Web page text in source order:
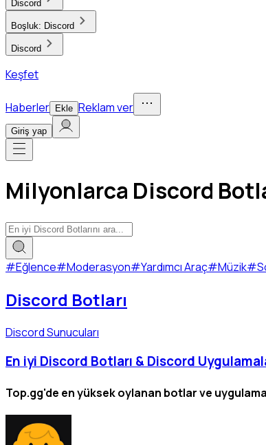
Discord
Boşluk: Discord
Discord
Keşfet
Haberler Ekle Reklam ver
Giriş yap
Milyonlarca Discord
#Eğlence#Moderasyon#Yardımcı Araç#Müzik#
Discord Botları
Discord Sunucuları
En iyi Discord Botları & Discord
Top.gg'de en yüksek oylanan botlar ve